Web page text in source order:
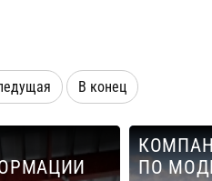
В конец
ПО